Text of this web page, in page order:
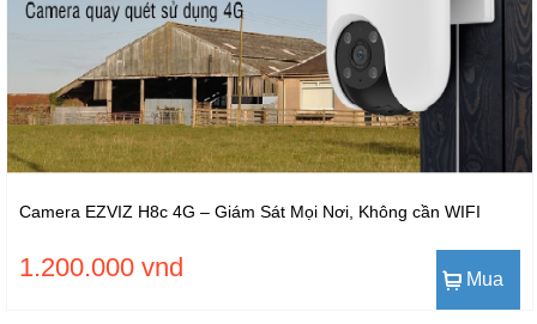
Camera EZVIZ H8c 4G – Giám Sát Mọi Nơi, Không cần WIFI
1.200.000 vnd Mua